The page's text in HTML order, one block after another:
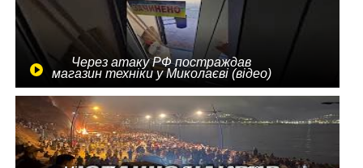
Через атаку РФ постраждав
магазин техніки у Миколаєві (відео)